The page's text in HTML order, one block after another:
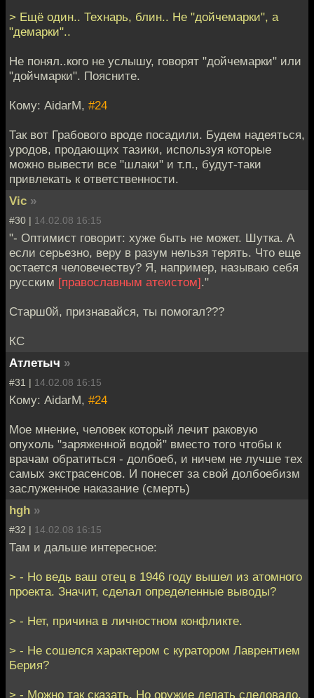
> Ещё один.. Технарь, блин.. Не "дойчемарки", а
"демарки"..
Не понял..кого не услышу, говорят "дойчемарки" или
"дойчмарки". Поясните.
Кому: AidarM, #24
Так вот Грабового вроде посадили. Будем надеяться,
уродов, продающих тазики, используя которые
можно вывести все "шлаки" и т.п., будут-таки
привлекать к ответственности.
Vic »
#30 | 14.02.08 16:15
"- Оптимист говорит: хуже быть не может. Шутка. А
если серьезно, веру в разум нельзя терять. Что еще
остается человечеству? Я, например, называю себя
русским [православным атеистом]."
Старш0й, признавайся, ты помогал???
КС
Атлетыч »
#31 | 14.02.08 16:15
Кому: AidarM, #24
Мое мнение, человек который лечит раковую
опухоль "заряженной водой" вместо того чтобы к
врачам обратиться - долбоеб, и ничем не лучше тех
самых экстрасенсов. И понесет за свой долбоебизм
заслуженное наказание (смерть)
hgh »
#32 | 14.02.08 16:15
Там и дальше интересное:
> - Но ведь ваш отец в 1946 году вышел из атомного
проекта. Значит, сделал определенные выводы?
> - Нет, причина в личностном конфликте.
> - Не сошелся характером с куратором Лаврентием
Берия?
> - Можно так сказать. Но оружие делать следовало,